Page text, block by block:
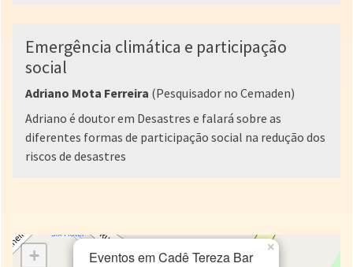
Emergência climática e participação
social
Adriano Mota Ferreira (Pesquisador no Cemaden)
Adriano é doutor em Desastres e falará sobre as
diferentes formas de participação social na redução dos
riscos de desastres
Eventos em Cadê Tereza Bar
×
+